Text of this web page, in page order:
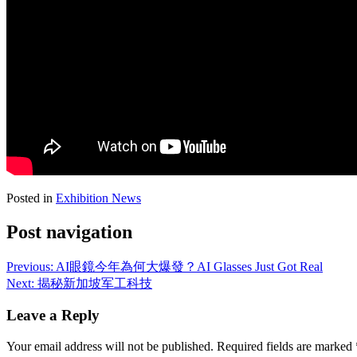
Posted in Exhibition News
Post navigation
Previous: AI眼鏡今年為何大爆發？AI Glasses Just Got Real
Next: 揭秘新加坡军工科技
Leave a Reply
Your email address will not be published. Required fields are marked